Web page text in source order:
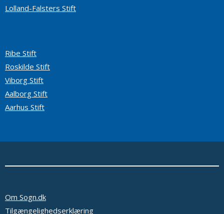
Lolland-Falsters Stift
Ribe Stift
Roskilde Stift
Viborg Stift
Aalborg Stift
Aarhus Stift
Om Sogn.dk
Tilgængelighedserklæring